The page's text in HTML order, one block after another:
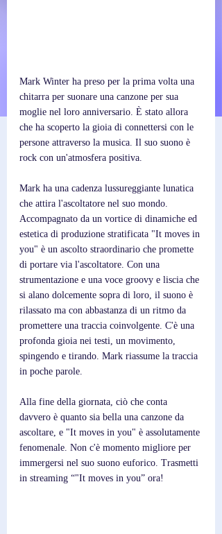
Mark Winter ha preso per la prima volta una
chitarra per suonare una canzone per sua
moglie nel loro anniversario. È stato allora
che ha scoperto la gioia di connettersi con le
persone attraverso la musica. Il suo suono è
rock con un'atmosfera positiva.
Mark ha una cadenza lussureggiante lunatica
che attira l'ascoltatore nel suo mondo.
Accompagnato da un vortice di dinamiche ed
estetica di produzione stratificata "It moves in
you" è un ascolto straordinario che promette
di portare via l'ascoltatore. Con una
strumentazione e una voce groovy e liscia che
si alano dolcemente sopra di loro, il suono è
rilassato ma con abbastanza di un ritmo da
promettere una traccia coinvolgente. C'è una
profonda gioia nei testi, un movimento,
spingendo e tirando. Mark riassume la traccia
in poche parole.
Alla fine della giornata, ciò che conta
davvero è quanto sia bella una canzone da
ascoltare, e "It moves in you" è assolutamente
fenomenale. Non c'è momento migliore per
immergersi nel suo suono euforico. Trasmetti
in streaming “"It moves in you” ora!